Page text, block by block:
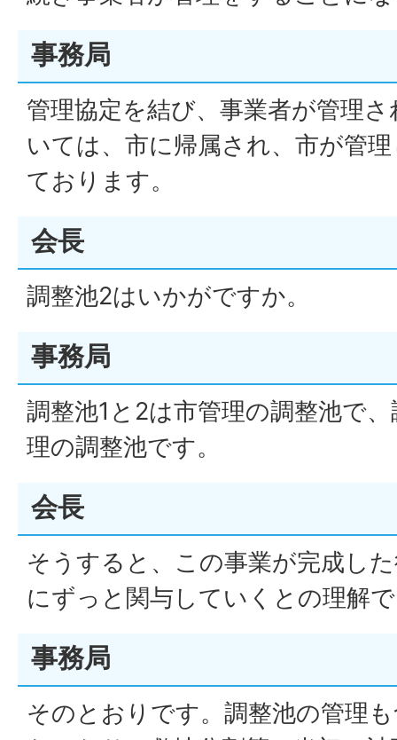
事務局
管理協定を結び、事業者が管理
いては、市に帰属され、市が管
ております。
会長
調整池2はいかがですか。
事務局
調整池1と2は市管理の調整池で
理の調整池です。
会長
そうすると、この事業が完成し
にずっと関与していくとの理解
事務局
そのとおりです。調整池の管理